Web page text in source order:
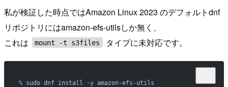
私が検証した時点ではAmazon Linux 2023 のデフォルトdnf
リポジトリにはamazon-efs-utilsしか無く、
これは
mount -t s3files タイプに未対応です。
% sudo dnf install -y amazon-efs-utils